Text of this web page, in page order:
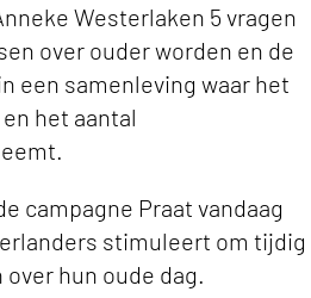
Westerlaken 5 vragen
over ouder worden en de
een samenleving waar het
het aantal
campagne Praat vandaag
stimuleert om tijdig
hun oude dag.